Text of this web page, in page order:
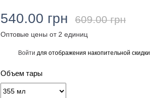
540.00 грн 609.00 грн
Оптовые цены от 2 единиц
Войти для отображения накопительной скидки
Объем тары